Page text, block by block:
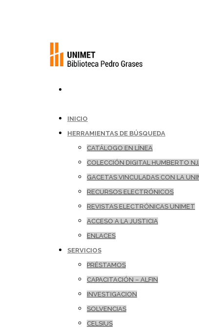
INICIO
HERRAMIENTAS DE BÚSQUEDA
CATÁLOGO EN LÍNEA
COLECCIÓN DIGITAL HUMBERTO
GACETAS VINCULADAS CON LA
RECURSOS ELECTRÓNICOS
REVISTAS ELECTRÓNICAS UNIMET
ACCESO A LA JUSTICIA
ENLACES
SERVICIOS
PRÉSTAMOS
CAPACITACIÓN – ALFIN
INVESTIGACION
SOLVENCIAS
CELSIUS